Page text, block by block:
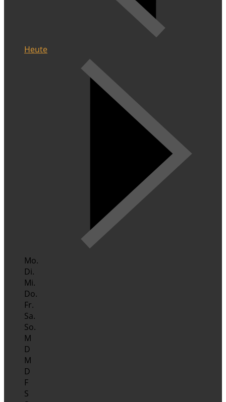
Heute
Mo.
Di.
Mi.
Do.
Fr.
Sa.
So.
M
D
M
D
F
S